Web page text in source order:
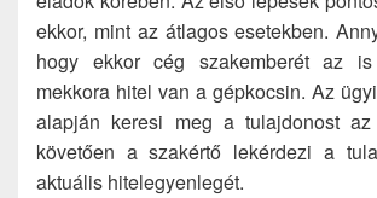
ekkor, mint az átlagos esetekben.
hogy ekkor cég szakemberét az
mekkora hitel van a gépkocsin. Az
alapján keresi meg a tulajdonost
követően a szakértő lekérdezi a
aktuális hitelegyenlegét.